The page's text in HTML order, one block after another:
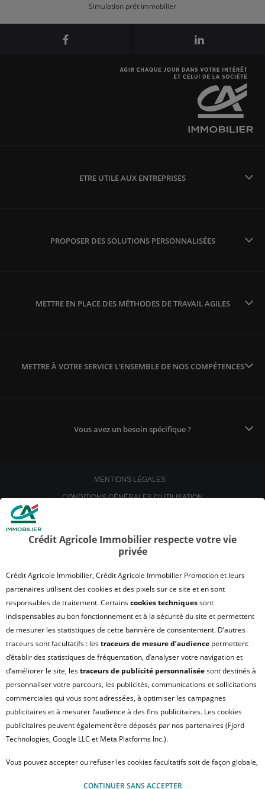
Simulation prêt immobilier
ETRE UTILE AUX ENTREPRISES
PROPOSER DES SOLUTIONS PERSONNALISÉES
METTRE EN PLACE DES MÉTHODES DE TRAVAIL AGILES
METTRE À VOTRE SERVICE L'ENSEMBLE DE NOS COMPÉTENCES
Vous avez un besoin spécifique ?
MENTIONS LÉGALES
CONDITIONS GÉNÉRALES D'UTILISATION
SATISFACTION CLIENT
UN PROBLÈME SUR LE SITE ?
PLAN DU SITE
QUI SOMMES NOUS ?
MODULE DE GESTION DES COOKIES
HONORAIRES TRANSACTION
HONORAIRES GESTION LOCATIVE
GESTION DE VOS DONNÉES PERSONNELLES
ACCESSIBILITÉ : NON CONFORME
© Crédit Agricole Immobilier – 12 place des États-Unis – 92545 Montrouge
Crédit Agricole Immobilier respecte votre vie
privée
Crédit Agricole Immobilier, Crédit Agricole Immobilier Promotion et leurs
partenaires utilisent des cookies et des pixels sur ce site et en sont
responsables de traitement. Certainscookies techniquessont
indispensables au bon fonctionnement et à la sécurité du site et permettent
de mesurer les statistiques de cette bannière de consentement. D’autres
traceurs sont facultatifs : lestraceurs de mesure d’audience permettent
d’établir des statistiques de fréquentation, d’analyser votre navigation et
d’améliorer le site, lestraceurs de publicité personnaliséesont destinés à
personnaliser votre parcours, les publicités, communications et sollicitations
commerciales qui vous sont adressées, à optimiser les campagnes
publicitaires et à mesurer l’audience à des fins publicitaires. Les cookies
publicitaires peuvent également être déposés par nos partenaires (Fjord
Technologies, Google LLC et Meta Platforms Inc.).
Vous pouvez accepter ou refuser les cookies facultatifs soit de façon globale,
CONTINUER SANS ACCEPTER